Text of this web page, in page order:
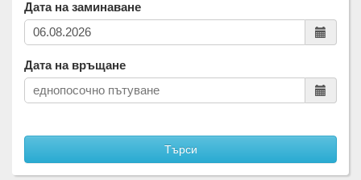
Дата на заминаване
Дата на връщане
Търси